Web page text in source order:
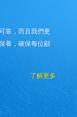
靠，而且我們更
養，確保每位顧
了解更多